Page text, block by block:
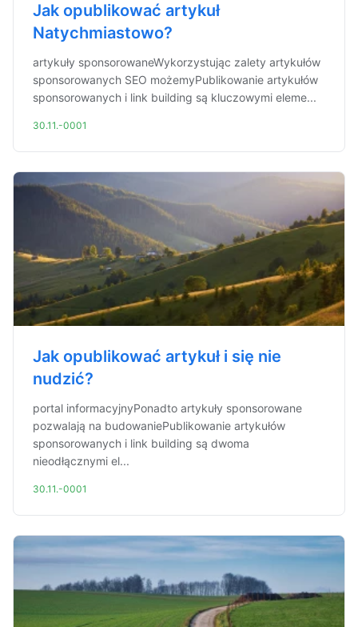
Jak opublikować artykuł
Natychmiastowo?
artykuły sponsorowaneWykorzystując zalety artykułów
sponsorowanych SEO możemyPublikowanie artykułów
sponsorowanych i link building są kluczowymi eleme...
30.11.-0001
Jak opublikować artykuł i się nie
nudzić?
portal informacyjnyPonadto artykuły sponsorowane
pozwalają na budowaniePublikowanie artykułów
sponsorowanych i link building są dwoma
nieodłącznymi el...
30.11.-0001